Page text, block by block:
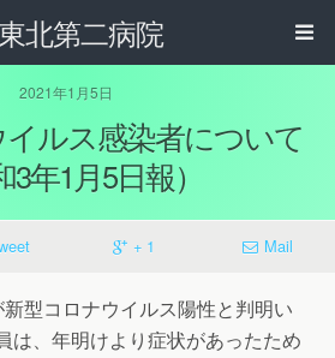
北第二病院
2021年1月5日
ルス感染者について
3年1月5日報）
+ 1 Mail
型コロナウイルス陽性と判明い
は、年明けより症状があったため